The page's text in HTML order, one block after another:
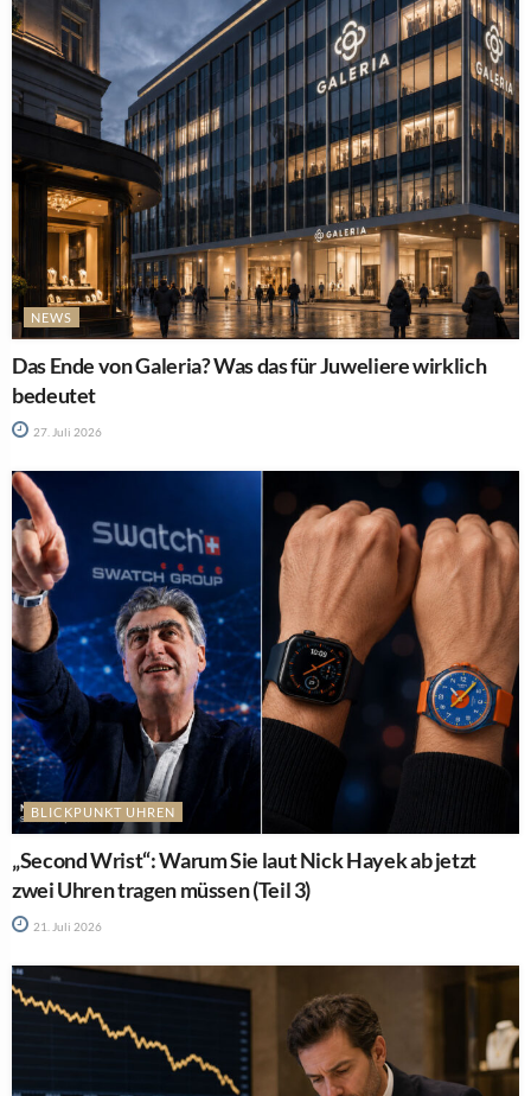
NEWS
Das Ende von Galeria? Was das für Juweliere wirklich
bedeutet
27. Juli 2026
BLICKPUNKT UHREN
„Second Wrist“: Warum Sie laut Nick Hayek ab jetzt
zwei Uhren tragen müssen (Teil 3)
21. Juli 2026